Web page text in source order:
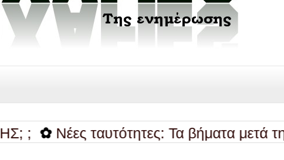
✿ Νέες ταυτότητες: Τα βήματα μετά την